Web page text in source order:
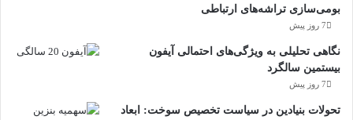
بومی‌سازی تراشه‌های ارتباطی
7 روز پیش
نگاهی تحلیلی به ویژگی‌های احتمالی آیفون
بیستمین سالگرد
7 روز پیش
تحولات بنیادین در سیاست تخصیص سوخت: ابعاد